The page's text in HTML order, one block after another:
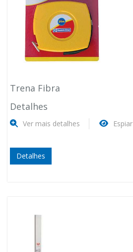
Trena Fibra
Detalhes
Ver mais detalhes Espiar
Detalhes